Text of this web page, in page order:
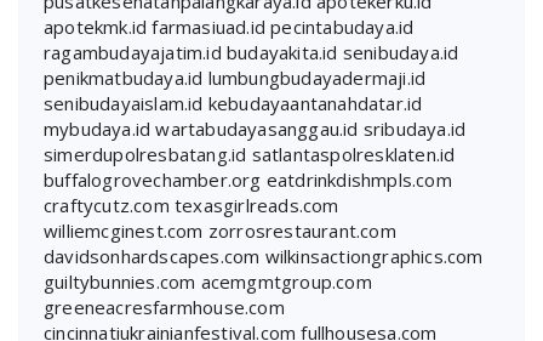
apotekmk.id farmasiuad.id pecintabudaya.id
ragambudayajatim.id budayakita.id senibudaya.id
penikmatbudaya.id lumbungbudayadermaji.id
senibudayaislam.id kebudayaantanahdatar.id
mybudaya.id wartabudayasanggau.id sribudaya.id
simerdupolresbatang.id satlantaspolresklaten.id
buffalogrovechamber.org eatdrinkdishmpls.com
craftycutz.com texasgirlreads.com
williemcginest.com zorrosrestaurant.com
davidsonhardscapes.com wilkinsactiongraphics.com
guiltybunnies.com acemgmtgroup.com
greeneacresfarmhouse.com
cincinnatiukrainianfestival.com fullhousesa.com